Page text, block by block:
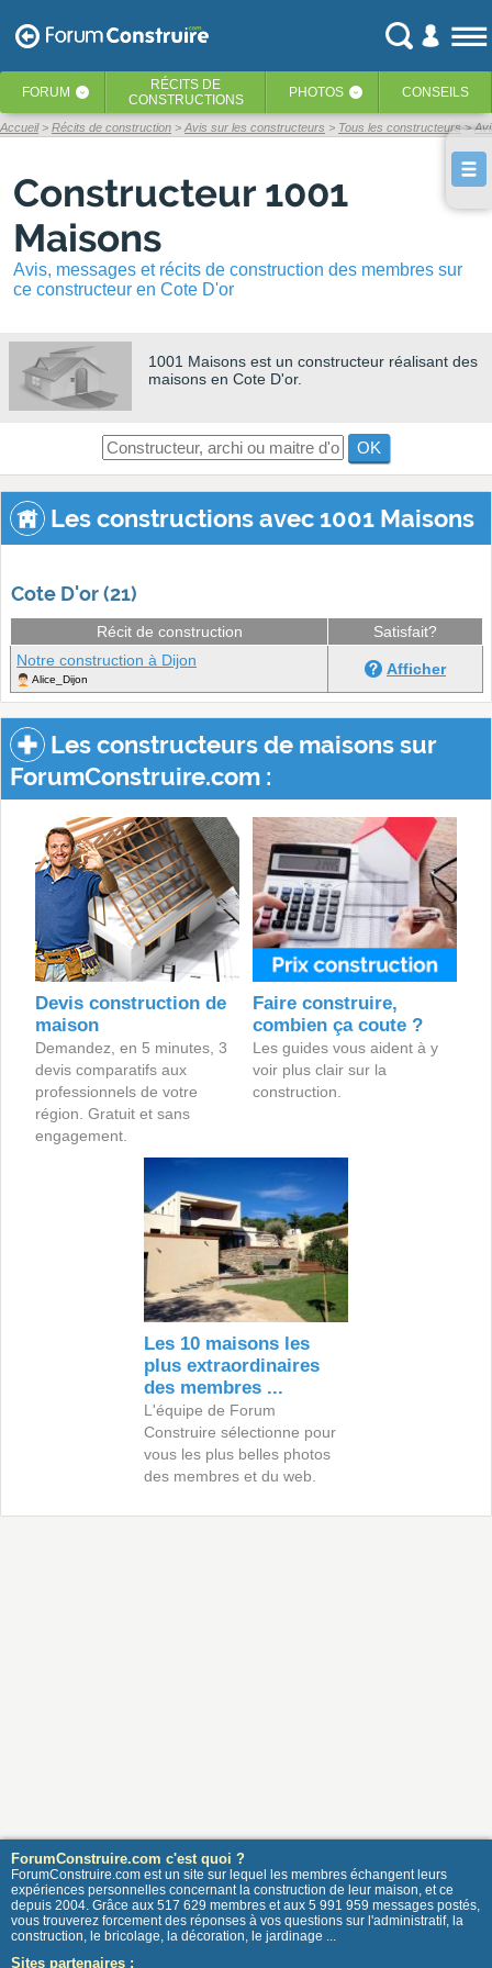
FORUM ‹ RÉCITS DE
CONSTRUCTIONS
PHOTOS ‹ CONSEILS
Accueil Récits de construction Avis sur les constructeurs Tous les constructeurs
Constructeur 1001
Maisons
Avis, messages et récits de construction des membres sur
ce constructeur en Cote D'or
1001 Maisons est un constructeur réalisant des
maisons en Cote D'or.
OK
Les constructions avec 1001 Maisons
Cote D'or (21)
Récit de construction
Satisfait?
Notre construction à Dijon
Alice_Dijon
Afficher
Les constructeurs de maisons sur
ForumConstruire.com :
Devis construction de
maison
Demandez, en 5 minutes, 3
devis comparatifs aux
professionnels de votre
région. Gratuit et sans
engagement.
Faire construire,
combien ça coute ?
Les guides vous aident à y
voir plus clair sur la
construction.
Les 10 maisons les
plus extraordinaires
des membres ...
L'équipe de Forum
Construire sélectionne pour
vous les plus belles photos
des membres et du web.
ForumConstruire.com c'est quoi ?
ForumConstruire.com est un site sur lequel les membres échangent leurs
expériences personnelles concernant la construction de leur maison, et ce
depuis 2004. Grâce aux 517 629 membres et aux 5 991 959 messages postés,
vous trouverez forcement des réponses à vos questions sur l'administratif, la
construction, le bricolage, la décoration, le jardinage ...
Sites partenaires :